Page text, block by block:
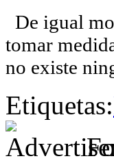
De igual
tomar
no existe
Etiquetas: